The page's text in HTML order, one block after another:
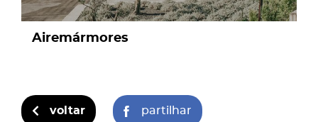
Airemármores
voltar partilhar